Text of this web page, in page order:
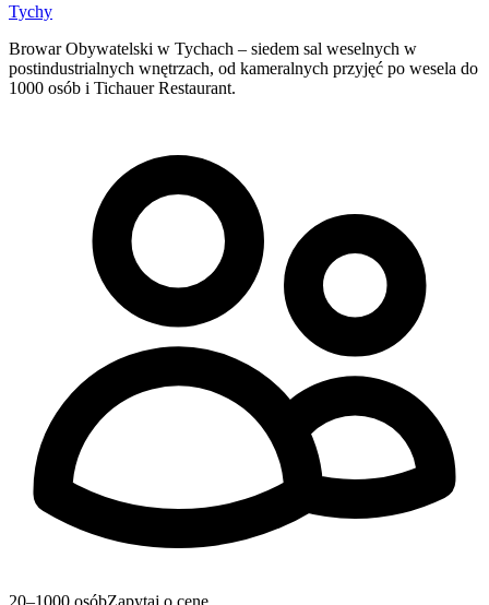
Tychy
Browar Obywatelski w Tychach – siedem sal weselnych w
postindustrialnych wnętrzach, od kameralnych przyjęć po wesela do
1000 osób i Tichauer Restaurant.
20–1000 osóbZapytaj o cenę